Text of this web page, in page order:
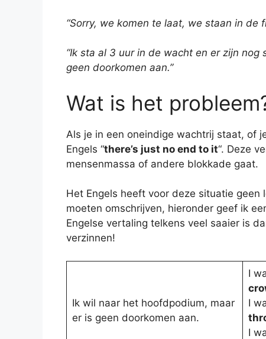
“Sorry, we komen te laat, we staan in de
“Ik sta al 3 uur in de wacht en er zijn
geen doorkomen aan.”
Wat is het
Als je in een oneindige wachtrij staat, of
Engels “there’s just no end to it“. Deze
mensenmassa of andere blokkade gaat.
Het Engels heeft voor deze situatie
moeten omschrijven, hieronder geef ik
Engelse vertaling telkens veel saaier is
verzinnen!
Ik wil naar het hoofdpodium, maar
er is geen doorkomen aan.
I
I
I